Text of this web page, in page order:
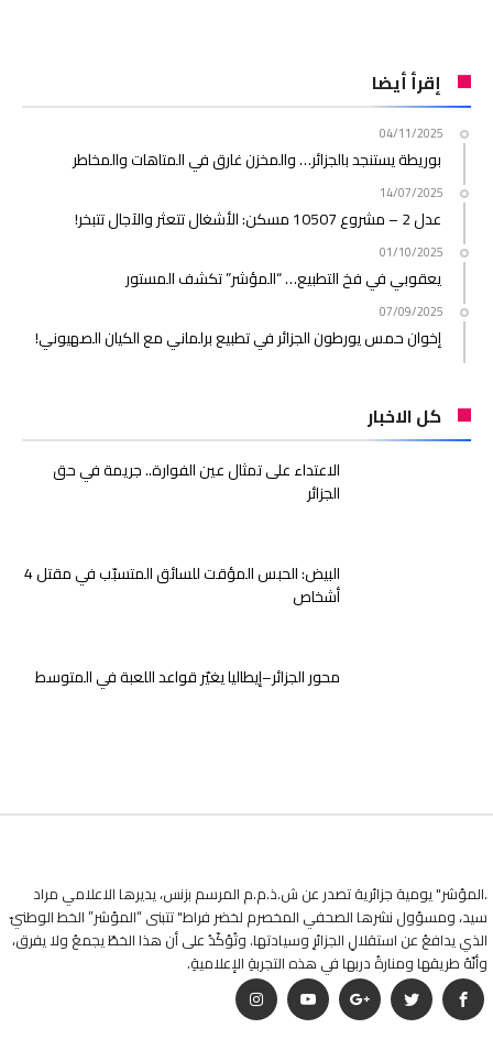
إقرأ أيضا
04/11/2025
بوريطة يستنجد بالجزائر… والمخزن غارق في المتاهات والمخاطر
14/07/2025
عدل 2 – مشروع 10507 مسكن: الأشغال تتعثر والآجال تتبخر!
01/10/2025
يعقوبي في فخ التطبيع… “المؤشر” تكشف المستور
07/09/2025
إخوان حمس يورطون الجزائر في تطبيع برلماني مع الكيان الصهيوني!
كل الاخبار
الاعتداء على تمثال عين الفوارة.. جريمة في حق
الجزائر
البيض: الحبس المؤقت للسائق المتسبّب في مقتل 4
أشخاص
محور الجزائر–إيطاليا يغيّر قواعد اللعبة في المتوسط
.المؤشر" يومية جزائرية تصدر عن ش.ذ.م.م المرسم بزنس، يديرها الاعلامي مراد
سيد، ومسؤول نشرها الصحفي المخصرم لخضر فراط" تتبنى “المؤشر” الخط الوطنيّ
الذي يدافعُ عن استقلالِ الجزائرِ وسيادتها. وتُؤكّدُ على أن هذا الخطّ يجمعُ ولا يفرق،
وأنّهُ طريقها ومنارةُ دربها في هذه التجربةِ الإعلاميةِ.